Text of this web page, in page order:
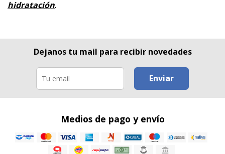
hidratación.
Dejanos tu mail para recibir novedades
Enviar
Medios de pago y envío